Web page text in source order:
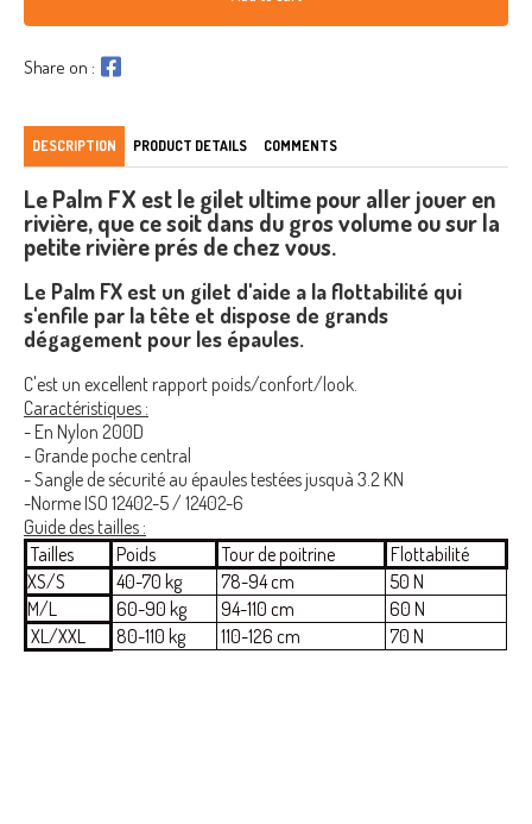
DESCRIPTION PRODUCT DETAILS COMMENTS
Le Palm FX est le gilet ultime pour aller jouer en
rivière, que ce soit dans du gros volume ou sur la
petite rivière prés de chez vous.
Le Palm FX est un gilet d'aide a la flottabilité qui
s'enfile par la tête et dispose de grands
dégagement pour les épaules.
C'est un excellent rapport poids/confort/look.
Caractéristiques :
- En Nylon 200D
- Grande poche central
- Sangle de sécurité au épaules testées jusquà 3.2 KN
-Norme ISO 12402-5 / 12402-6
Guide des tailles :
Tailles
Poids Tour de poitrine
Flottabilité
XS/S
40-70 kg 78-94 cm
50 N
M/L
60-90 kg 94-110 cm
60 N
XL/XXL
80-110 kg 110-126 cm 70 N
Share on :